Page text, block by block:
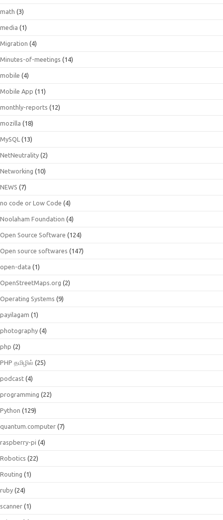
math (3)
media (1)
Migration (4)
Minutes-of-meetings (14)
mobile (4)
Mobile App (11)
monthly-reports (12)
mozilla (18)
MySQL (13)
NetNeutrality (2)
Networking (10)
NEWS (7)
no code or Low Code (4)
Noolaham Foundation (4)
Open Source Software (124)
Open source softwares (147)
open-data (1)
OpenStreetMaps.org (2)
Operating Systems (9)
payilagam (1)
photography (4)
php (2)
PHP தமிழில் (25)
podcast (4)
programming (22)
Python (129)
quantum.computer (7)
raspberry-pi (4)
Robotics (22)
Routing (1)
ruby (24)
scanner (1)